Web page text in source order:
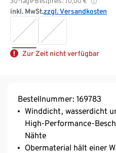
inkl. MwSt.zzgl. Versandkosten
Zur Zeit nicht verfügbar
Bestellnummer: 169783
Winddicht, wasserdicht
High-Performance-
Nähte
Obermaterial hält einer